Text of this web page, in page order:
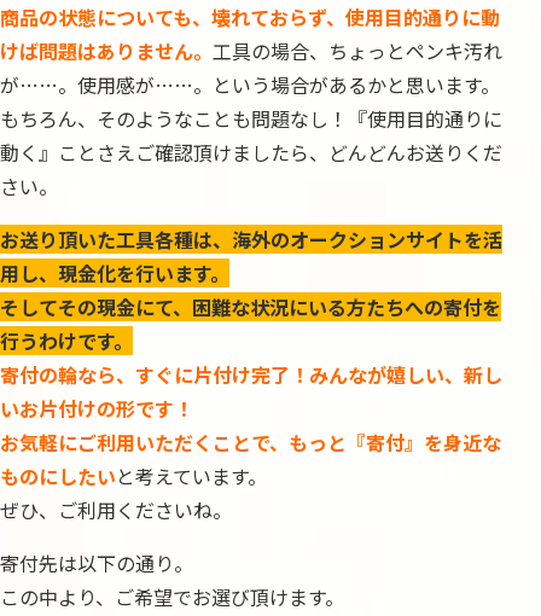
商品の状態についても、壊れておらず、使用目的通りに動
けば問題はありません。 工具の場合、ちょっとペンキ汚れ
が……。使用感が……。という場合があるかと思います。
もちろん、そのようなことも問題なし！『使用目的通りに
動く』ことさえご確認頂けましたら、どんどんお送りくだ
さい。
お送り頂いた工具各種は、海外のオークションサイトを活
用し、現金化を行います。
そしてその現金にて、困難な状況にいる方たちへの寄付を
行うわけです。
寄付の輪なら、すぐに片付け完了！みんなが嬉しい、新し
いお片付けの形です！
お気軽にご利用いただくことで、もっと『寄付』を身近な
ものにしたいと考えています。
ぜひ、ご利用くださいね。
寄付先は以下の通り。
この中より、ご希望でお選び頂けます。